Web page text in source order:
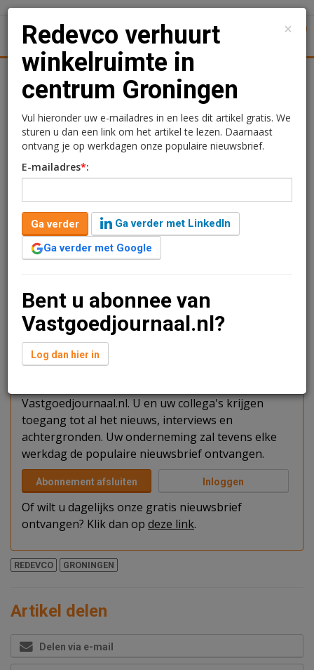
Transacties
Redevco verhuurt
winkelruimte in centrum
Groningen
Redactie
11 maart 2025 om 15:40
1 minuut leestijd
Pull&Bear heeft een huurovereenkomst gesloten met
circa 1.180 m2 hebben verdeeld over twee verdiepingen.
Verder lezen?
U kunt het artikel niet volledig lezen omdat u nog
Vastgoedjournaal.nl. U en uw collega's krijgen
toegang tot al het nieuws, interviews en
achtergronden. Uw onderneming zal tevens elke
werkdag de populaire nieuwsbrief ontvangen.
Abonnement afsluiten Inloggen
Of wilt u dagelijks onze gratis nieuwsbrief
ontvangen? Klik dan op deze link.
REDEVCO GRONINGEN
Artikel delen
Delen via e-mail
×
Redevco verhuurt
winkelruimte in
centrum Groningen
Vul hieronder uw e-mailadres in en lees dit artikel gratis. We
sturen u dan een link om het artikel te lezen. Daarnaast
ontvang je op werkdagen onze populaire nieuwsbrief.
E-mailadres*:
Ga verder
Ga verder met LinkedIn
Ga verder met Google
Bent u abonnee van
Vastgoedjournaal.nl?
Log dan hier in